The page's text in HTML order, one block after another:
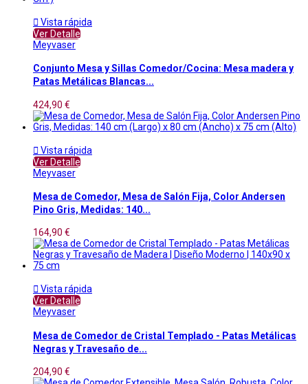
 Vista rápida
Ver Detalle
Meyvaser
Conjunto Mesa y Sillas Comedor/Cocina: Mesa madera y
Patas Metálicas Blancas...
424,90 €
 Vista rápida
Ver Detalle
Meyvaser
Mesa de Comedor, Mesa de Salón Fija, Color Andersen
Pino Gris, Medidas: 140...
164,90 €
 Vista rápida
Ver Detalle
Meyvaser
Mesa de Comedor de Cristal Templado - Patas Metálicas
Negras y Travesaño de...
204,90 €